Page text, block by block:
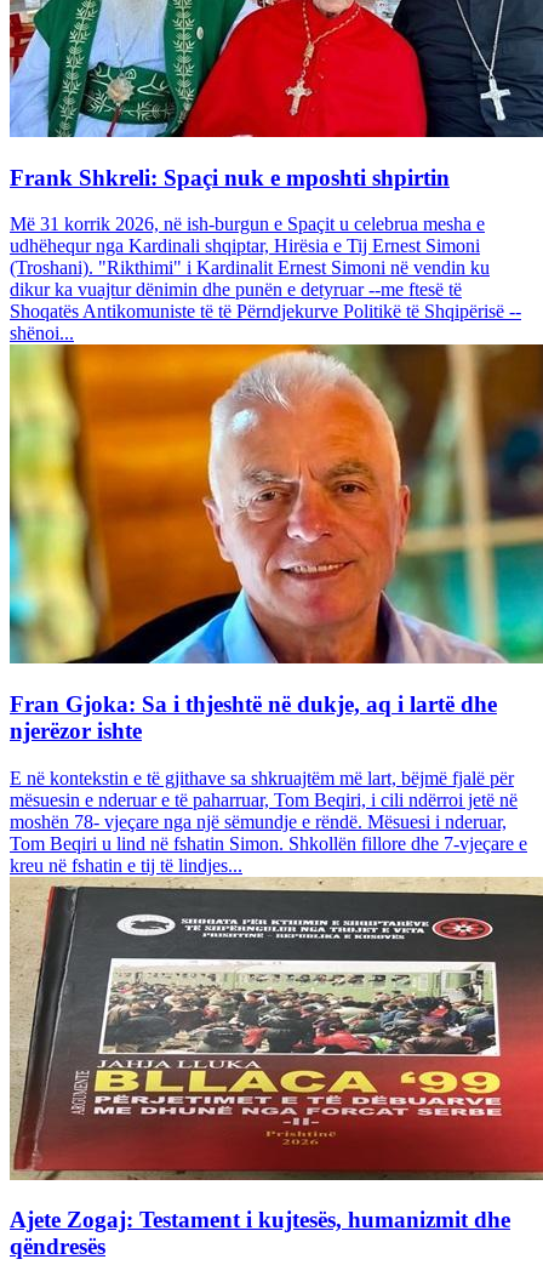
Frank Shkreli: Spaçi nuk e mposhti shpirtin
Më 31 korrik 2026, në ish-burgun e Spaçit u celebrua mesha e
udhëhequr nga Kardinali shqiptar, Hirësia e Tij Ernest Simoni
(Troshani). "Rikthimi" i Kardinalit Ernest Simoni në vendin ku
dikur ka vuajtur dënimin dhe punën e detyruar --me ftesë të
Shoqatës Antikomuniste të të Përndjekurve Politikë të Shqipërisë --
shënoi...
Fran Gjoka: Sa i thjeshtë në dukje, aq i lartë dhe
njerëzor ishte
E në kontekstin e të gjithave sa shkruajtëm më lart, bëjmë fjalë për
mësuesin e nderuar e të paharruar, Tom Beqiri, i cili ndërroi jetë në
moshën 78- vjeçare nga një sëmundje e rëndë. Mësuesi i nderuar,
Tom Beqiri u lind në fshatin Simon. Shkollën fillore dhe 7-vjeçare e
kreu në fshatin e tij të lindjes...
Ajete Zogaj: Testament i kujtesës, humanizmit dhe
qëndresës